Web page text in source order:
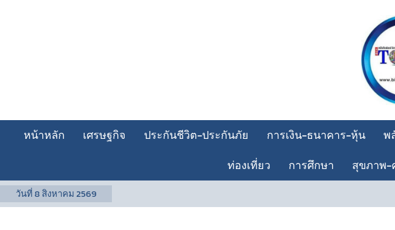
หน้าหลัก เศรษฐกิจ ประกันชีวิต-ประกันภัย การเงิน-ธนาคาร-หุ้น พ
ท่องเที่ยว
การศึกษา สุขภาพ-
วันที่8 สิงหาคม 2569